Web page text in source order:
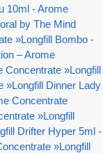
10ml - Arome
by The Mind
»Longfill Bombo -
– Arome
Concentrate »Longfill
»Longfill Dinner Lady
Concentrate
»Longfill
Drifter Hyper 5ml -
»Longfill